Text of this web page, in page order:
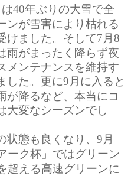
40年ぶりの大雪で全
ンが雪害により枯れる
けました。そして7 月8
雨がまったく降らず夜
メンテナンスを維持す
した。更に9 月に入ると
が降るなど、本当にコ
大変なシーズンでし
態も良くなり、 9 月
ーク杯」ではグリーン
超える高速グリーンに